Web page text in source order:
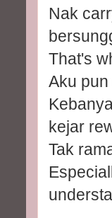
Nak
That's
Aku
kejar
Tak